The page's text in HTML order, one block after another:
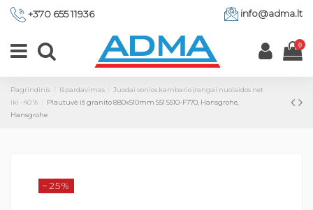
+370 655 11936 info@adma.lt
0
Pagrindinis Išpardavimas
Juodai vonios kambario įrangai nuolaidos net
iki -40 %
Plautuvė iš granito 880x510mm S51 S510-F770, Hansgrohe,
Hansgrohe
−25%